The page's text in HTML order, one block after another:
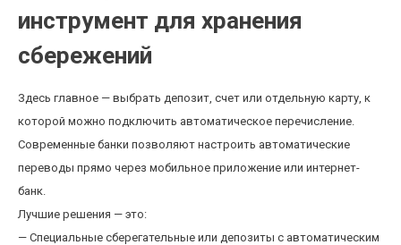
инструмент для хранения
сбережений
Здесь главное — выбрать депозит, счет или отдельную карту, к
которой можно подключить автоматическое перечисление.
Современные банки позволяют настроить автоматические
переводы прямо через мобильное приложение или интернет-
банк.
Лучшие решения — это:
— Специальные сберегательные или депозиты с автоматическим